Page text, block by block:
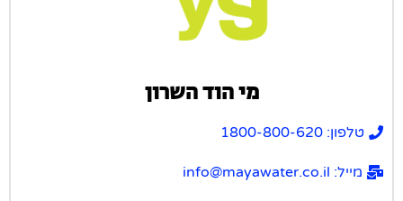
מי הוד השרון
טלפון: 1800-800-620
מייל: info@mayawater.co.il